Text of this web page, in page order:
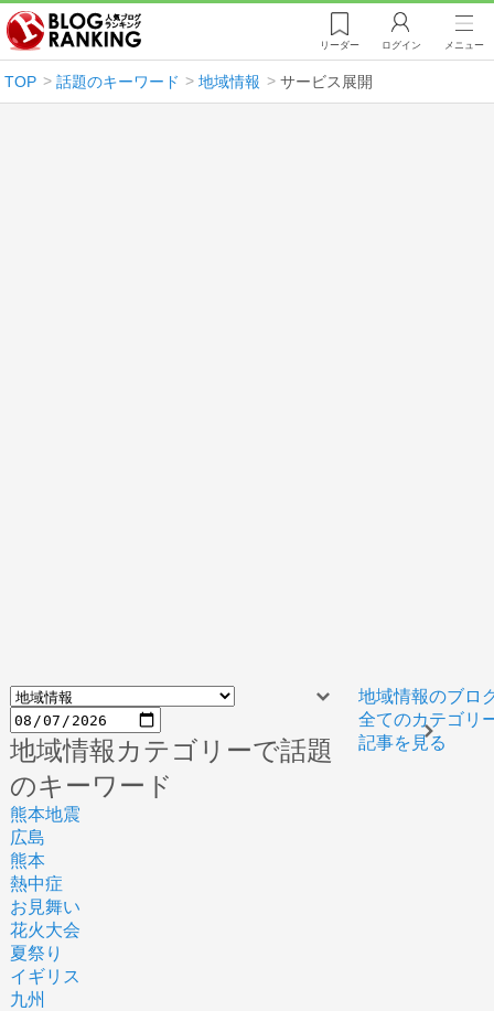
リーダー ログイン メニュー
TOP 話題のキーワード 地域情報 サービス展開
地域情報カテゴリーで話題
のキーワード
熊本地震
広島
熊本
熱中症
お見舞い
花火大会
夏祭り
イギリス
九州
地域情報のブロ
全てのカテゴリ
記事を見る